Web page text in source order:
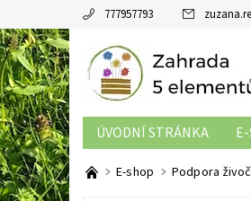
777957793
ÚVODNÍ STRÁNKA
OBCHODNÍ PODMÍNKY
E-shop Podpora